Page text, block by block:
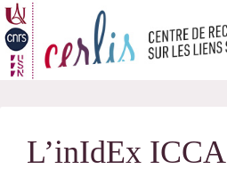
Passer
au
contenu
L’inIdEx ICCA